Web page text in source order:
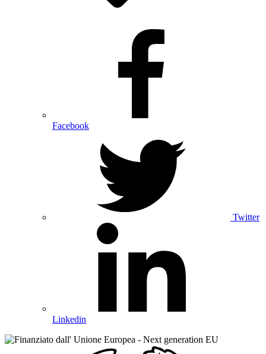
Facebook
Twitter
Linkedin